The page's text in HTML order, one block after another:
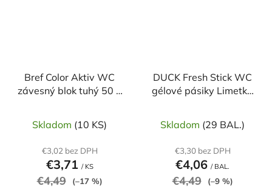
Bref Color Aktiv WC
závesný blok tuhý 50 g
Skladom (10 KS)
€3,02 bez DPH
€3,71 / KS
€4,49 (–17 %)
DUCK Fresh Stick WC
gélové pásiky Limetka
Skladom (29 BAL.)
€3,30 bez DPH
€4,06 / BAL.
€4,49 (–9 %)